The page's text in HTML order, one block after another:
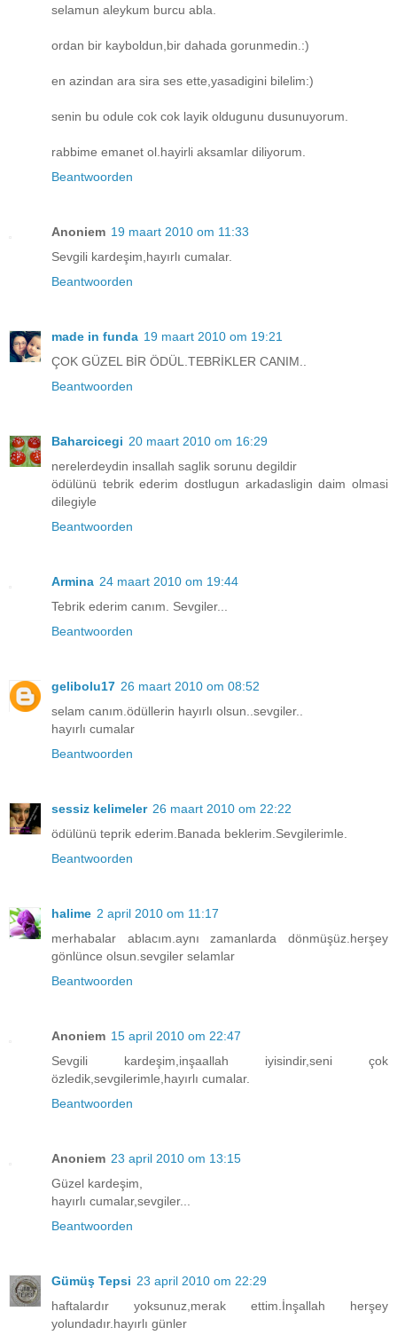
selamun aleykum burcu abla.
ordan bir kayboldun,bir dahada gorunmedin.:)
en azindan ara sira ses ette,yasadigini bilelim:)
senin bu odule cok cok layik oldugunu dusunuyorum.
rabbime emanet ol.hayirli aksamlar diliyorum.
Beantwoorden
Anoniem 19 maart 2010 om 11:33
Sevgili kardeşim,hayırlı cumalar.
Beantwoorden
made in funda 19 maart 2010 om 19:21
ÇOK GÜZEL BİR ÖDÜL.TEBRİKLER CANIM..
Beantwoorden
Baharcicegi 20 maart 2010 om 16:29
nerelerdeydin insallah saglik sorunu degildir
ödülünü tebrik ederim dostlugun arkadasligin daim olmasi
dilegiyle
Beantwoorden
Armina 24 maart 2010 om 19:44
Tebrik ederim canım. Sevgiler...
Beantwoorden
gelibolu17 26 maart 2010 om 08:52
selam canım.ödüllerin hayırlı olsun..sevgiler..
hayırlı cumalar
Beantwoorden
sessiz kelimeler 26 maart 2010 om 22:22
ödülünü teprik ederim.Banada beklerim.Sevgilerimle.
Beantwoorden
halime 2 april 2010 om 11:17
merhabalar ablacım.aynı zamanlarda dönmüşüz.herşey
gönlünce olsun.sevgiler selamlar
Beantwoorden
Anoniem 15 april 2010 om 22:47
Sevgili kardeşim,inşaallah iyisindir,seni çok
özledik,sevgilerimle,hayırlı cumalar.
Beantwoorden
Anoniem 23 april 2010 om 13:15
Güzel kardeşim,
hayırlı cumalar,sevgiler...
Beantwoorden
Gümüş Tepsi 23 april 2010 om 22:29
haftalardır yoksunuz,merak ettim.İnşallah herşey
yolundadır.hayırlı günler